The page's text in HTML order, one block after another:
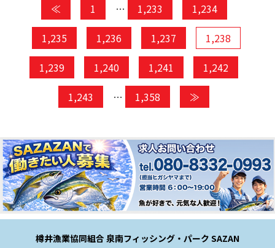
≪ 1 … 1,233
1,234
1,235
1,236 1,237
1,238
1,239
1,240 1,241
1,242
1,243
… 1,358 ≫
樽井漁業協同組合 泉南フィッシング・パーク SAZAN